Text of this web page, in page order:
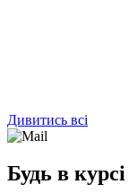
Дивитись всі
Будь в курсі